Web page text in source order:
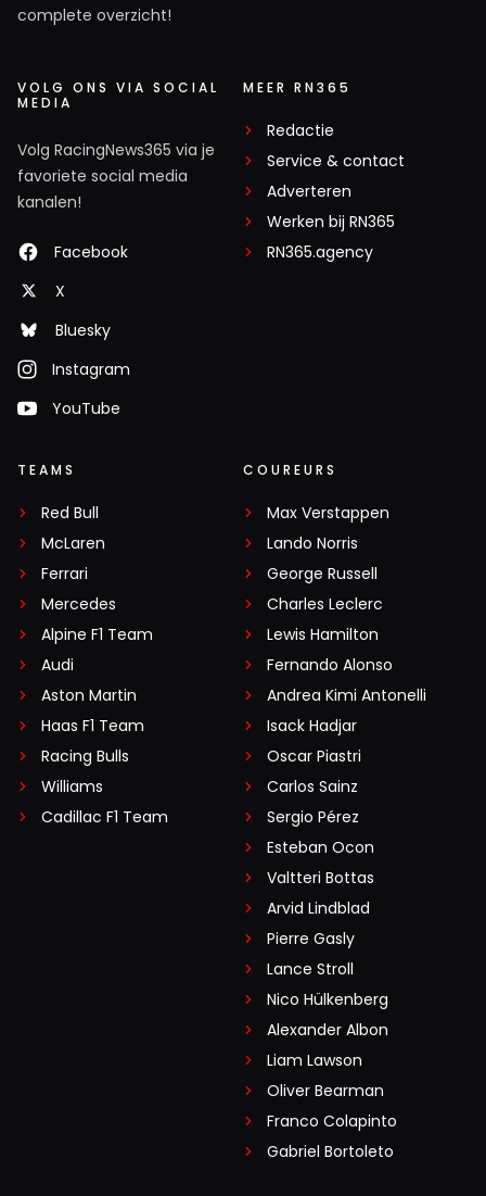
complete overzicht!
VOLG ONS VIA SOCIAL
MEDIA
Volg RacingNews365 via je
favoriete social media
kanalen!
Facebook
X
Bluesky
Instagram
YouTube
MEER RN365
Redactie
Service & contact
Adverteren
Werken bij RN365
RN365.agency
TEAMS
Red Bull
McLaren
Ferrari
Mercedes
Alpine F1 Team
Audi
Aston Martin
Haas F1 Team
Racing Bulls
Williams
Cadillac F1 Team
COUREURS
Max Verstappen
Lando Norris
George Russell
Charles Leclerc
Lewis Hamilton
Fernando Alonso
Andrea Kimi Antonelli
Isack Hadjar
Oscar Piastri
Carlos Sainz
Sergio Pérez
Esteban Ocon
Valtteri Bottas
Arvid Lindblad
Pierre Gasly
Lance Stroll
Nico Hülkenberg
Alexander Albon
Liam Lawson
Oliver Bearman
Franco Colapinto
Gabriel Bortoleto